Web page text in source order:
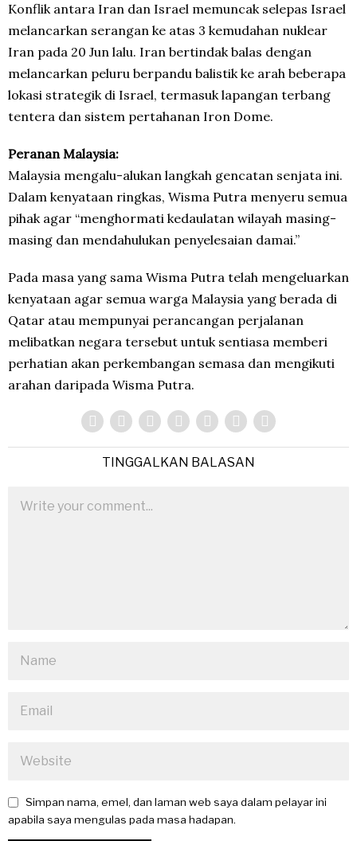
Konflik antara Iran dan Israel memuncak selepas Israel
melancarkan serangan ke atas 3 kemudahan nuklear
Iran pada 20 Jun lalu. Iran bertindak balas dengan
melancarkan peluru berpandu balistik ke arah beberapa
lokasi strategik di Israel, termasuk lapangan terbang
tentera dan sistem pertahanan Iron Dome.
Peranan Malaysia:
Malaysia mengalu-alukan langkah gencatan senjata ini.
Dalam kenyataan ringkas, Wisma Putra menyeru semua
pihak agar “menghormati kedaulatan wilayah masing-
masing dan mendahulukan penyelesaian damai.”
Pada masa yang sama Wisma Putra telah mengeluarkan
kenyataan agar semua warga Malaysia yang berada di
Qatar atau mempunyai perancangan perjalanan
melibatkan negara tersebut untuk sentiasa memberi
perhatian akan perkembangan semasa dan mengikuti
arahan daripada Wisma Putra.
TINGGALKAN BALASAN
Simpan nama, emel, dan laman web saya dalam pelayar ini
apabila saya mengulas pada masa hadapan.